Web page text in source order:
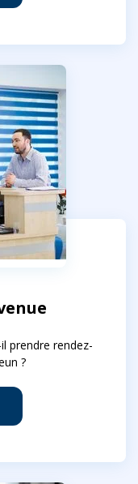
prendre rendez-
?